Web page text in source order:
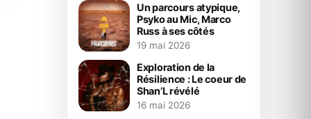
Un parcours atypique,
Psyko au Mic, Marco
Russ à ses côtés
19 mai 2026
Exploration de la
Résilience : Le coeur de
Shan’L révélé
16 mai 2026